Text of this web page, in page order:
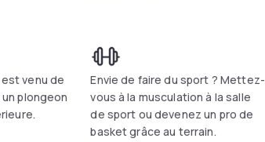
venu de
plongeon
Envie de faire du sport ? Mettez-
vous à la musculation à la salle
de sport ou devenez un pro de
basket grâce au terrain.